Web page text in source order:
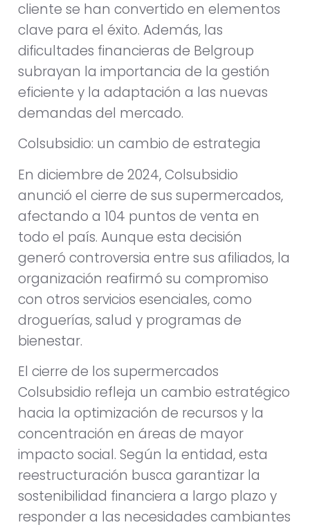
cliente se han convertido en elementos
clave para el éxito. Además, las
dificultades financieras de Belgroup
subrayan la importancia de la gestión
eficiente y la adaptación a las nuevas
demandas del mercado.
Colsubsidio: un cambio de estrategia
En diciembre de 2024, Colsubsidio
anunció el cierre de sus supermercados,
afectando a 104 puntos de venta en
todo el país. Aunque esta decisión
generó controversia entre sus afiliados, la
organización reafirmó su compromiso
con otros servicios esenciales, como
droguerías, salud y programas de
bienestar.
El cierre de los supermercados
Colsubsidio refleja un cambio estratégico
hacia la optimización de recursos y la
concentración en áreas de mayor
impacto social. Según la entidad, esta
reestructuración busca garantizar la
sostenibilidad financiera a largo plazo y
responder a las necesidades cambiantes